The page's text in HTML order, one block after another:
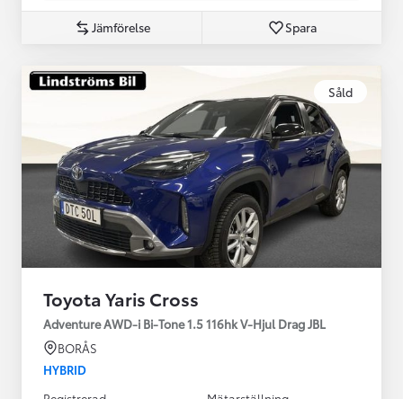
Jämförelse Spara
Såld
Toyota Yaris Cross
Adventure AWD-i Bi-Tone 1.5 116hk V-Hjul Drag JBL
BORÅS
HYBRID